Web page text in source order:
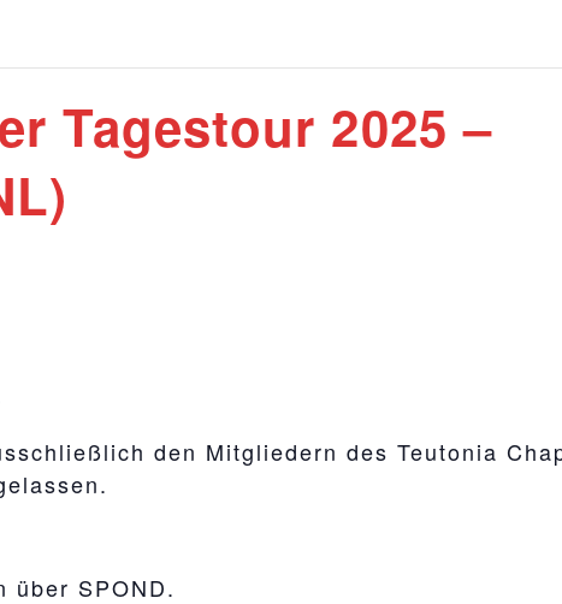
Tagestour 2025 –
den Mitgliedern des Teutonia
über SPOND.